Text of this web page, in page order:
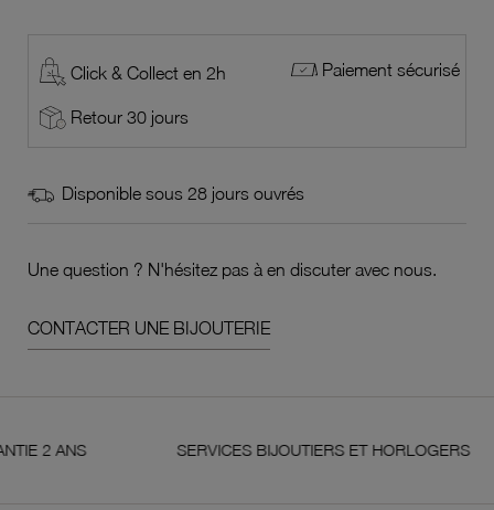
Click & Collect en 2h Paiement sécurisé
Retour 30 jours
Disponible sous 28 jours ouvrés
Une question ? N'hésitez pas à en discuter avec nous.
CONTACTER UNE BIJOUTERIE
SERVICES BIJOUTIERS ET HORLOGERS